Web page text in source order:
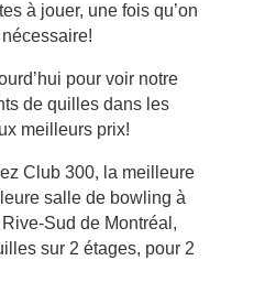
à jouer, une fois qu’on
pour voir notre
de quilles dans les
meilleurs prix!
Club 300, la meilleure
salle de bowling à
Sud de Montréal,
sur 2 étages, pour 2